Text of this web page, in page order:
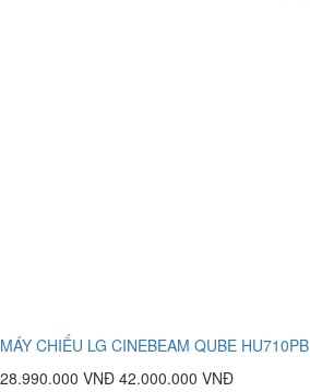
MÁY CHIẾU LG CINEBEAM QUBE HU710PB
28.990.000 VNĐ 42.000.000 VNĐ